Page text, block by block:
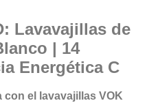
Lavavajillas de
| 14
Energética C
con el lavavajillas VOK